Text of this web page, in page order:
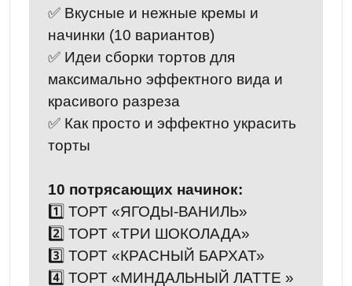
✅ Вкусные и нежные кремы и
начинки (10 вариантов)
✅ Идеи сборки тортов для
максимально эффектного вида и
красивого разреза
✅ Как просто и эффектно украсить
торты
10 потрясающих начинок:
1️⃣ ТОРТ «ЯГОДЫ-ВАНИЛЬ»
2️⃣ ТОРТ «ТРИ ШОКОЛАДА»
3️⃣ ТОРТ «КРАСНЫЙ БАРХАТ»
4️⃣ ТОРТ «МИНДАЛЬНЫЙ ЛАТТЕ »